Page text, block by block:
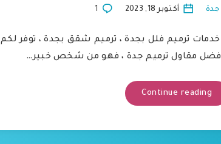
جدة أكتوبر 18, 2023 1
ترميم فلل بجدة ، ترميم شقق بجدة ، توفر لكم
افضل مقاول ترميم جدة ، فهو من شخص خبير…
Continue reading